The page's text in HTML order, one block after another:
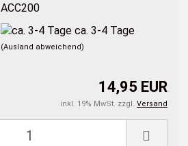
ACC200
ca. 3-4 Tage
(Ausland abweichend)
14,95 EUR
inkl. 19% MwSt. zzgl. Versand